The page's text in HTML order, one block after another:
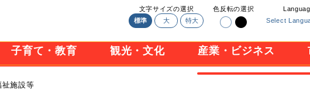
文字サイズの選択
標準
大 特大
色反転の選択
Select
子育て・教育 観光・文化 産業・ビジネス
施設等